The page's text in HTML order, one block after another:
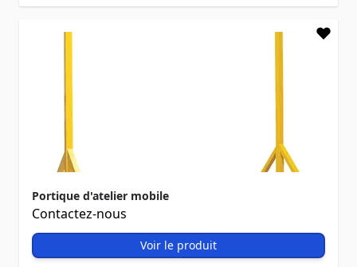
Portique d'atelier mobile
Contactez-nous
Voir le produit